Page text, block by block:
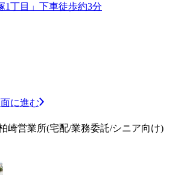
1丁目」下車徒歩約3分
に進む
崎営業所(宅配/業務委託/シニア向け)